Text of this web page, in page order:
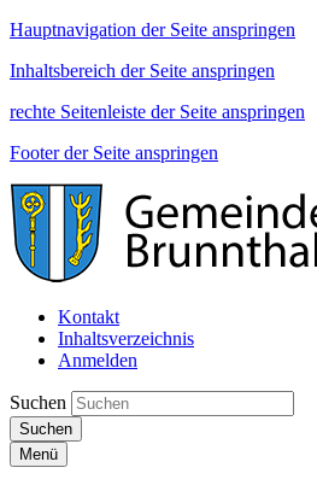
Hauptnavigation der Seite anspringen
Inhaltsbereich der Seite anspringen
rechte Seitenleiste der Seite anspringen
Footer der Seite anspringen
Kontakt
Inhaltsverzeichnis
Anmelden
Suchen
Suchen
Menü